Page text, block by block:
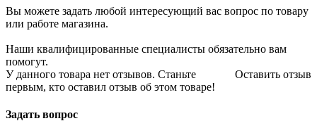
Вы можете задать любой интересующий вас вопрос по товару
или работе магазина.
Наши квалифицированные специалисты обязательно вам
помогут.
Оставить отзыв
У данного товара нет отзывов. Станьте
первым, кто оставил отзыв об этом товаре!
Задать вопрос